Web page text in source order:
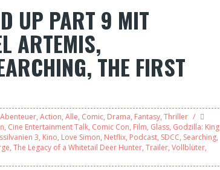
UP PART 9 MIT
ARTEMIS,
THE FIRST
Abenteuer, Action, Alle, Comic, Drama, Fantasy, Thriller
, Cine Entertainment Talk, Comic Con, Film, Glass, Godzilla: King
3, Kino, Love Simon, Netflix, Podcast, SDCC, Searching,
, The Legacy of a Whitetail Deer Hunter, Trailer, Vollblüter,